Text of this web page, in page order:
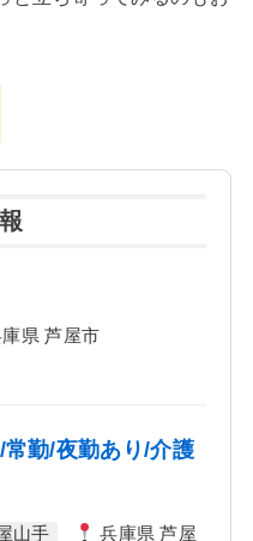
県 芦屋市
常勤/夜勤あり/介護
山手
兵庫県 芦屋